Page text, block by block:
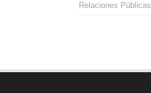
Relaciones Públicas